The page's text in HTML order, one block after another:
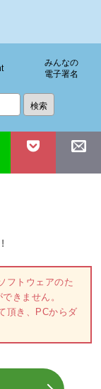
みんなの
電子署名
フトウェアのた
きません。
頂き、PCからダ